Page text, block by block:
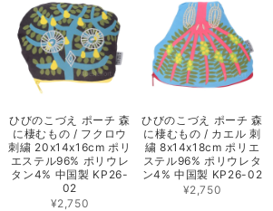
ひびのこづえ ポーチ 森
に棲むもの / フクロウ
刺繍 20x14x16cm ポリ
エステル96% ポリウレ
タン4% 中国製 KP26-
02
¥2,750
ひびのこづえ ポーチ 森
に棲むもの / カエル 刺
繍 8x14x18cm ポリエ
ステル96% ポリウレタ
ン4% 中国製 KP26-02
¥2,750